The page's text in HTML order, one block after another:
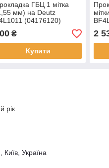
ГБЦ 1 мітка
мм) на Deutz
(04176120)
₴
Купити
2
рік
Україна